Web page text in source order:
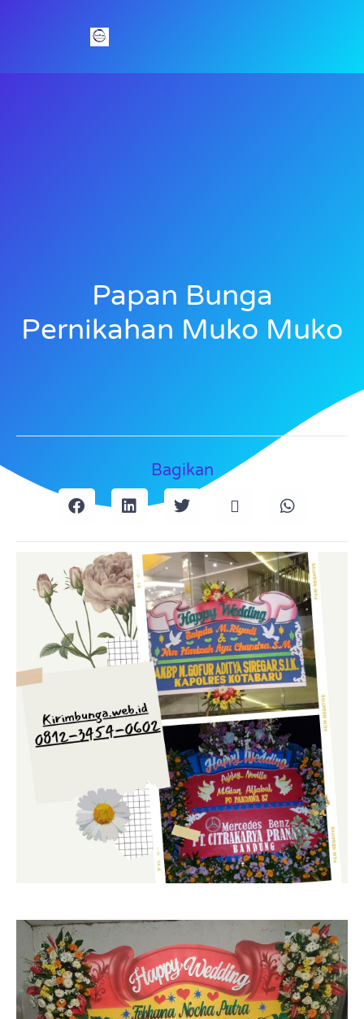
Papan Bunga
Pernikahan Muko Muko
Bagikan